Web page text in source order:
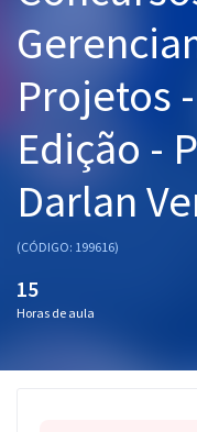
Pós
Graduação
OAB
Mentorias
Questões grátis
Conteúdo gratuito
Blog
Projetos
Edição -
Darlan
(CÓDIGO: 199616)
15
Horas de aula